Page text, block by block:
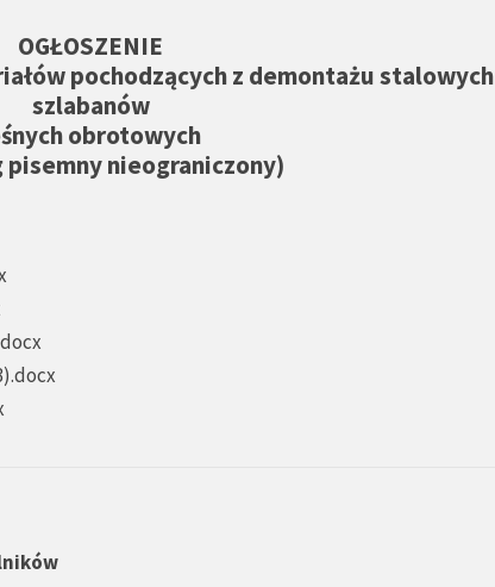
OGŁOSZENIE
pochodzących z demontażu stalowych
szlabanów
obrotowych
nieograniczony)